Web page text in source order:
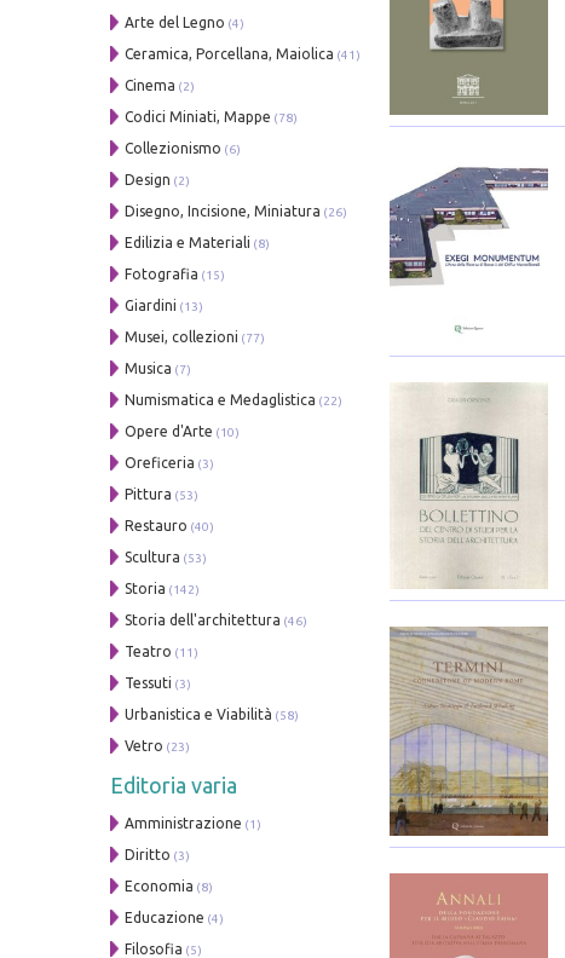
Arte del Legno (4)
Ceramica, Porcellana, Maiolica (41)
Cinema (2)
Codici Miniati, Mappe (78)
Collezionismo (6)
Design (2)
Disegno, Incisione, Miniatura (26)
Edilizia e Materiali (8)
Fotografia (15)
Giardini (13)
Musei, collezioni (77)
Musica (7)
Numismatica e Medaglistica (22)
Opere d'Arte (10)
Oreficeria (3)
Pittura (53)
Restauro (40)
Scultura (53)
Storia (142)
Storia dell'architettura (46)
Teatro (11)
Tessuti (3)
Urbanistica e Viabilità (58)
Vetro (23)
Editoria varia
Amministrazione (1)
Diritto (3)
Economia (8)
Educazione (4)
Filosofia (5)